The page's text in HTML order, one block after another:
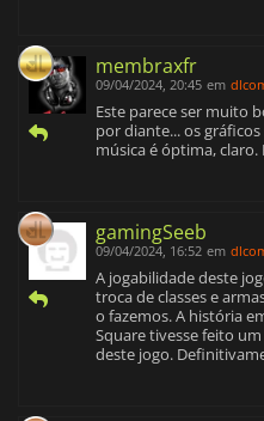
membraxfr
09/04/2024, 20:45 em
Este parece ser muito
por diante... os
música é óptima,
gamingSeeb
09/04/2024, 16:52 em
A jogabilidade deste
troca de classes e
o fazemos. A história
Square tivesse feito
deste jogo.